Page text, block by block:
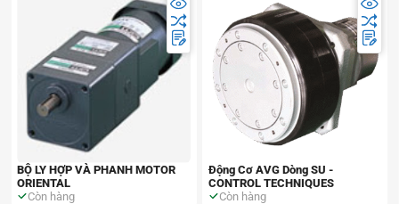
BỘ LY HỢP VÀ PHANH MOTOR
ORIENTAL
Còn hàng
Động Cơ AVG Dòng SU -
CONTROL TECHNIQUES
Còn hàng